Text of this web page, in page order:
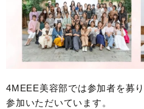
4MEEE美容部では参加者を募
参加いただいています。